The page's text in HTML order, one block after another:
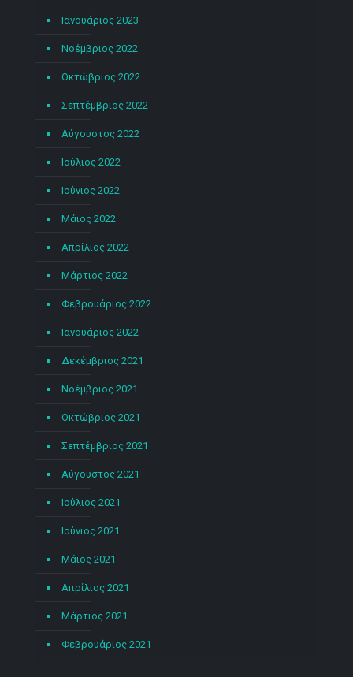
Ιανουάριος 2023
Νοέμβριος 2022
Οκτώβριος 2022
Σεπτέμβριος 2022
Αύγουστος 2022
Ιούλιος 2022
Ιούνιος 2022
Μάιος 2022
Απρίλιος 2022
Μάρτιος 2022
Φεβρουάριος 2022
Ιανουάριος 2022
Δεκέμβριος 2021
Νοέμβριος 2021
Οκτώβριος 2021
Σεπτέμβριος 2021
Αύγουστος 2021
Ιούλιος 2021
Ιούνιος 2021
Μάιος 2021
Απρίλιος 2021
Μάρτιος 2021
Φεβρουάριος 2021